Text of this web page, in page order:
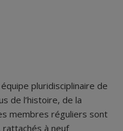
pluridisciplinaire de
de l’histoire, de la
membres réguliers sont
à neuf